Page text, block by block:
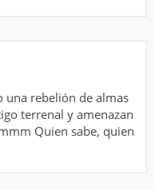
una rebelión de almas
terrenal y amenazan
Quien sabe, quien